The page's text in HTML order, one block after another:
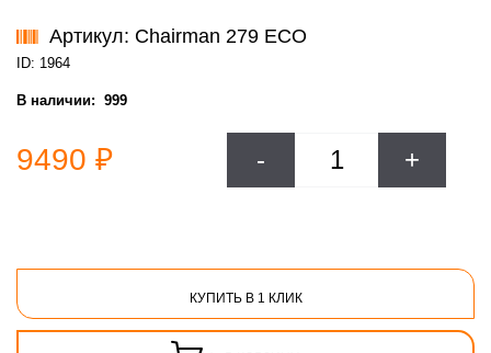
Артикул: Chairman 279 ECO
ID: 1964
В наличии: 999
9490 ₽ - +
КУПИТЬ В 1 КЛИК